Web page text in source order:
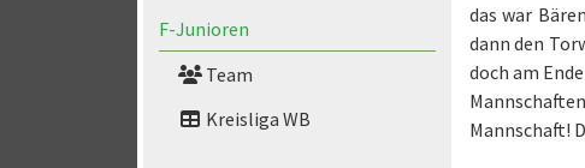
F-Junioren
Team
Kreisliga WB
das war
dann den
doch am
Mannschaft!